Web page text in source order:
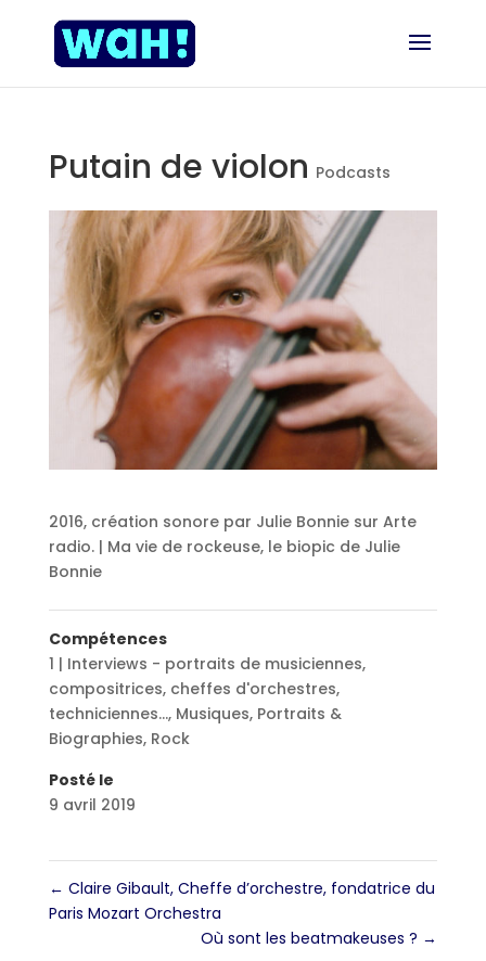
Putain de violon Podcasts
2016, création sonore par Julie Bonnie sur Arte
radio. | Ma vie de rockeuse, le biopic de Julie
Bonnie
Compétences
1 | Interviews - portraits de musiciennes,
compositrices, cheffes d'orchestres,
techniciennes..., Musiques, Portraits &
Biographies, Rock
Posté le
9 avril 2019
← Claire Gibault, Cheffe d’orchestre, fondatrice du
Paris Mozart Orchestra
Où sont les beatmakeuses ? →